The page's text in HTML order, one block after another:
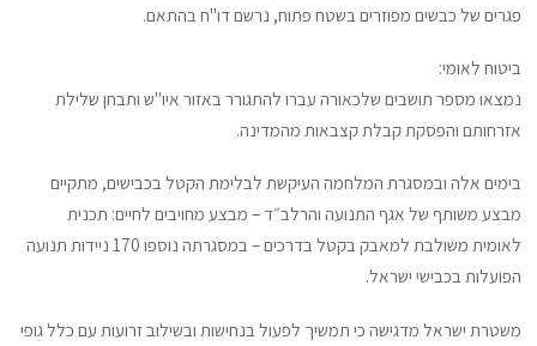
פגרים של כבשים מפוזרים בשטח פתוח, נרשם דו"ח בהתאם.
ביטוח לאומי:
נמצאו מספר תושבים שלכאורה עברו להתגורר באזור איו"ש ותבחן שלילת
אזרחותם והפסקת קבלת קצבאות מהמדינה.
בימים אלה ובמסגרת המלחמה העיקשת לבלימת הקטל בכבישים, מתקיים
מבצע משותף של אגף התנועה והרלב״ד – מבצע מחויבים לחיים: תכנית
לאומית משולבת למאבק בקטל בדרכים – במסגרתה נוספו 170 ניידות תנועה
הפועלות בכבישי ישראל.
משטרת ישראל מדגישה כי תמשיך לפעול בנחישות ובשילוב זרועות עם כלל גופי